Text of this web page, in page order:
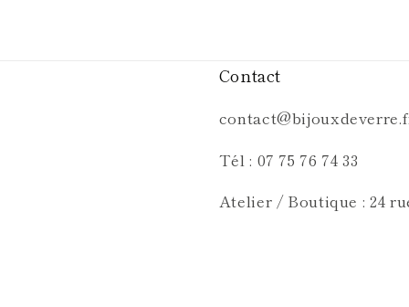
Contact
Tél : 07 75 76 74 33
Atelier / Boutique : 24